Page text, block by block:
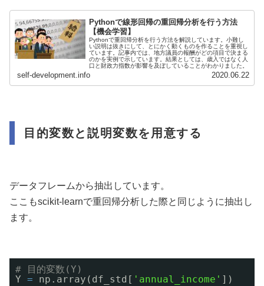
Pythonで線形回帰の重回帰分析を行う方法
【機会学習】
Pythonで重回帰分析を行う方法を解説しています。小難し
い説明は抜きにして、とにかく動くものを作ることを重視し
ています。記事内では、地方議員の報酬がどの項目で決まる
のかを実例で示しています。結果としては、歳入ではなく人
口と財政力指数が影響を及ぼしていることがわかりました。
self-development.info 2020.06.22
目的変数と説明変数を用意する
データフレームから抽出しています。
ここもscikit-learnで重回帰分析した際と同じように抽出し
ます。
# 目的変数(Y)
Y = np.array(df_std[ 'annual_income' ])